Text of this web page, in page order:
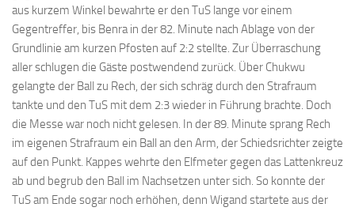
aus kurzem Winkel bewahrte er den TuS lange vor einem
Gegentreffer, bis Benra in der 82. Minute nach Ablage von der
Grundlinie am kurzen Pfosten auf 2:2 stellte. Zur Überraschung
aller schlugen die Gäste postwendend zurück. Über Chukwu
gelangte der Ball zu Rech, der sich schräg durch den Strafraum
tankte und den TuS mit dem 2:3 wieder in Führung brachte. Doch
die Messe war noch nicht gelesen. In der 89. Minute sprang Rech
im eigenen Strafraum ein Ball an den Arm, der Schiedsrichter zeigte
auf den Punkt. Kappes wehrte den Elfmeter gegen das Lattenkreuz
ab und begrub den Ball im Nachsetzen unter sich. So konnte der
TuS am Ende sogar noch erhöhen, denn Wigand startete aus der